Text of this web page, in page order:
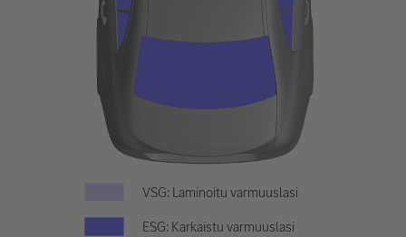
VSG: Laminoitu varmuuslasi
ESG: Karkaistu varmuuslasi